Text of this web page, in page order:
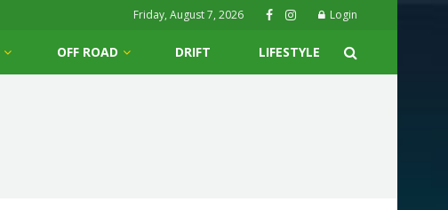
Friday, August 7, 2026 Login
OFF ROAD DRIFT LIFESTYLE